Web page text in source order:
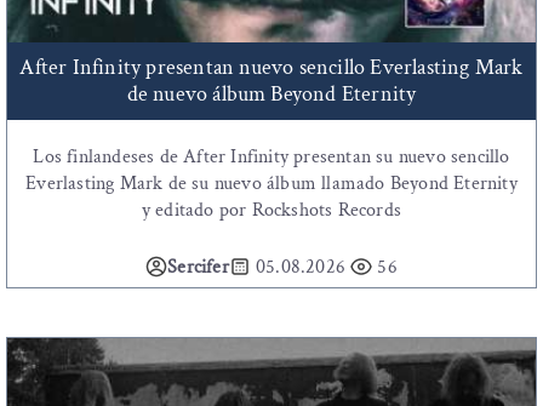
After Infinity presentan nuevo sencillo Everlasting Mark
de nuevo álbum Beyond Eternity
Los finlandeses de After Infinity presentan su nuevo sencillo
Everlasting Mark de su nuevo álbum llamado Beyond Eternity
y editado por Rockshots Records
Sercifer 05.08.2026 56